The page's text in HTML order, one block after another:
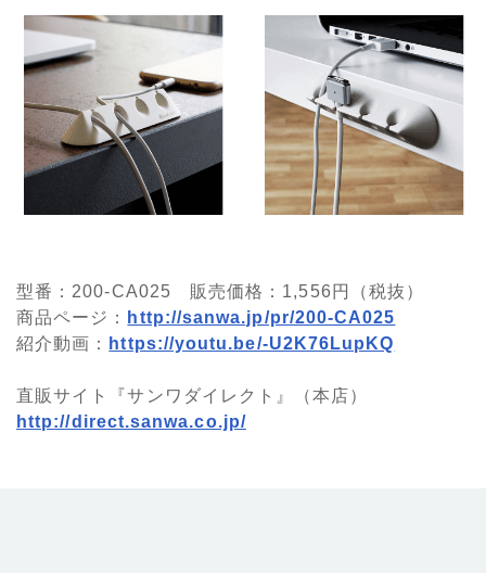
型番：200-CA025 販売価格：1,556円（税抜）
商品ページ：
http://sanwa.jp/pr/200-CA025
紹介動画：
https://youtu.be/-U2K76LupKQ
直販サイト『サンワダイレクト』（本店）
http://direct.sanwa.co.jp/